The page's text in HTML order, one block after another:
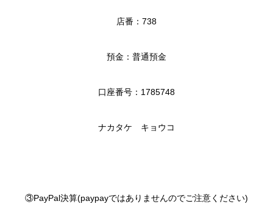
店番：738
預金：普通預金
口座番号：1785748
ナカタケ キョウコ
③PayPal決算(paypayではありませんのでご注意ください)